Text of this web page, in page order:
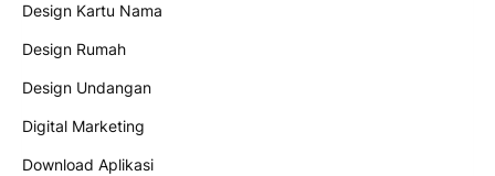
Design Kartu Nama
Design Rumah
Design Undangan
Digital Marketing
Download Aplikasi